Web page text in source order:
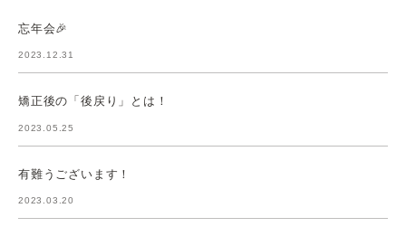
忘年会🎉
2023.12.31
矯正後の「後戻り」とは！
2023.05.25
有難うございます！
2023.03.20